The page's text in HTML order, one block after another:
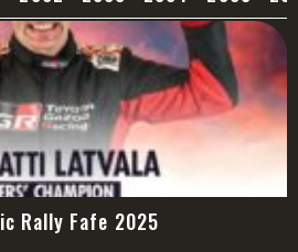
Rally Fafe 2025